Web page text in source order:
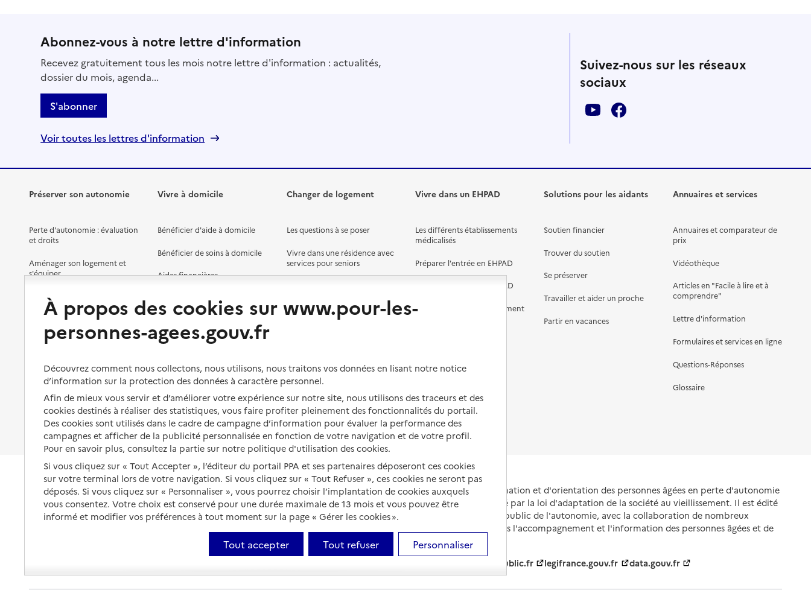
Abonnez-vous à notre lettre d'information
Recevez gratuitement tous les mois notre lettre d'information : actualités,
dossier du mois, agenda...
S'abonner
Voir toutes les lettres d'information
Suivez-nous sur les réseaux
sociaux
Préserver son autonomie
Perte d'autonomie : évaluation
et droits
Aménager son logement et
s'équiper
Préserver son autonomie et sa
santé
Organiser à l'avance sa propre
protection
Les obligations de la famille
À qui s’adresser ?
Les politiques du grand âge
Vivre à domicile
Bénéficier d'aide à domicile
Bénéficier de soins à domicile
Aides financières
Vivre à domicile avec une
Être hospitalisé
Fin de vie à domicile
Changer de logement
Les questions à se poser
Vivre dans une résidence avec
services pour seniors
Vivre en accueil familial
Vivre dans un EHPAD
Les différents établissements
médicalisés
Préparer l'entrée en EHPAD
Aides financières en EHPAD
Prévention, accompagnement
Droits en EHPAD
Fin de vie en EHPAD
Solutions pour les aidants
Soutien financier
Trouver du soutien
Se préserver
Travailler et aider un proche
Partir en vacances
Annuaires et services
Annuaires et comparateur de
prix
Vidéothèque
Articles en "Facile à lire et à
comprendre"
Lettre d'information
Formulaires et services en ligne
Questions-Réponses
Glossaire
Portail national d'information et d'orientation des personnes âgées en perte d'autonomie
et de leurs proches, créé par la loi d'adaptation de la société au vieillissement. Il est édité
et animé par le Service public de l'autonomie, avec la collaboration de nombreux
partenaires engagés dans l'accompagnement et l'information des personnes âgées et de
leurs aidants.
service-public.fr legifrance.gouv.fr data.gouv.fr
À propos des cookies sur www.pour-les-
personnes-agees.gouv.fr
Découvrez comment nous collectons, nous utilisons, nous traitons vos données en lisant notre notice
d’information sur la protection des données à caractère personnel.
Afin de mieux vous servir et d’améliorer votre expérience sur notre site, nous utilisons des traceurs et des
cookies destinés à réaliser des statistiques, vous faire profiter pleinement des fonctionnalités du portail.
Des cookies sont utilisés dans le cadre de campagne d’information pour évaluer la performance des
campagnes et afficher de la publicité personnalisée en fonction de votre navigation et de votre profil.
Pour en savoir plus, consultez la partie sur notre politique d'utilisation des cookies.
Si vous cliquez sur « Tout Accepter », l’éditeur du portail PPA et ses partenaires déposeront ces cookies
sur votre terminal lors de votre navigation. Si vous cliquez sur « Tout Refuser », ces cookies ne seront pas
déposés. Si vous cliquez sur « Personnaliser », vous pourrez choisir l’implantation de cookies auxquels
vous consentez. Votre choix est conservé pour une durée maximale de 13 mois et vous pouvez être
informé et modifier vos préférences à tout moment sur la page « Gérer les cookies ».
Tout accepter Tout refuser Personnaliser